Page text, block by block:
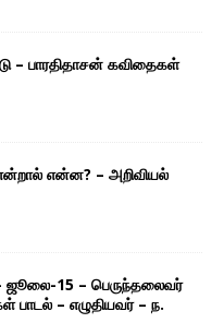
– பாரதிதாசன் கவிதைகள்
என்ன? – அறிவியல்
ஜூலை-15 – பெருந்தலைவர்
பாடல் – எழுதியவர் – ந.